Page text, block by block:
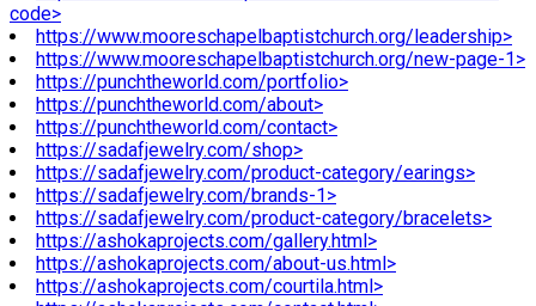
code>
https://www.mooreschapelbaptistchurch.org/leadership>
https://www.mooreschapelbaptistchurch.org/new-page-1>
https://punchtheworld.com/portfolio>
https://punchtheworld.com/about>
https://punchtheworld.com/contact>
https://sadafjewelry.com/shop>
https://sadafjewelry.com/product-category/earings>
https://sadafjewelry.com/brands-1>
https://sadafjewelry.com/product-category/bracelets>
https://ashokaprojects.com/gallery.html>
https://ashokaprojects.com/about-us.html>
https://ashokaprojects.com/courtila.html>